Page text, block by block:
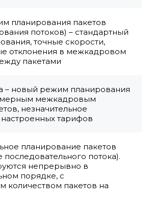
планирования пакетов
потоков) – стандартный
точные скорости,
отклонения в межкадровом
пакетами
– новый режим планирования
межкадровым
незначительное
настроенных тарифов
планирование пакетов
потока).
непрерывно в
порядке, с
количеством пакетов на